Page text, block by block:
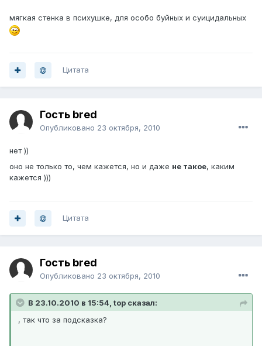
мягкая стенка в психушке, для особо буйных и суицидальных
Цитата
Гость bred
Опубликовано 23 октября, 2010
нет ))
оно не только то, чем кажется, но и даже не такое, каким
кажется )))
Цитата
Гость bred
Опубликовано 23 октября, 2010
В 23.10.2010 в 15:54, top сказал:
, так что за подсказка?